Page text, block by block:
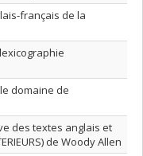
français de la
domaine de
des textes anglais et
de Woody Allen